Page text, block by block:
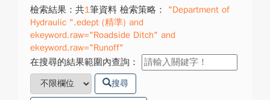
檢索結果：共1筆資料 檢索策略：
"Department of
Hydraulic ".edept (精準) and
ekeyword.raw="Roadside Ditch" and
ekeyword.raw="Runoff"
在搜尋的結果範圍內查詢：
搜尋